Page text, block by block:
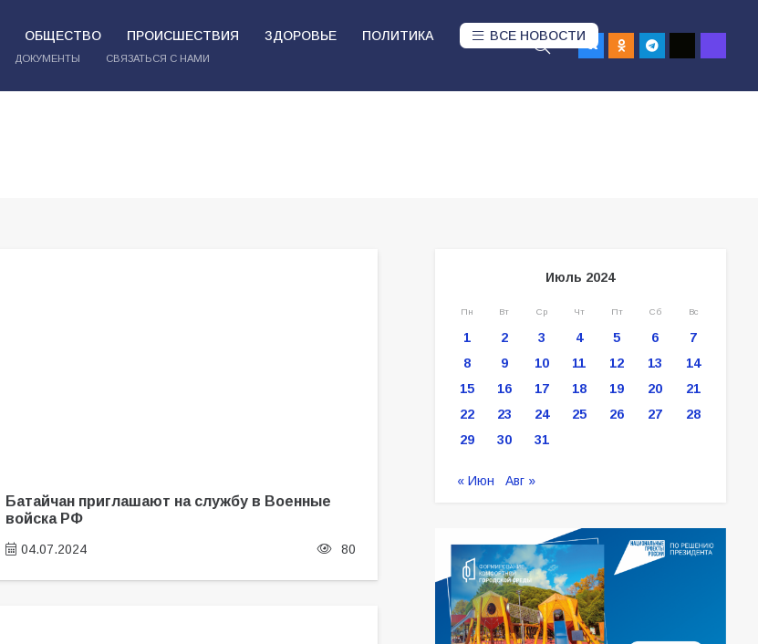
ОБЩЕСТВО ПРОИСШЕСТВИЯ ЗДОРОВЬЕ ПОЛИТИКА ВСЕ НОВОСТИ
ДОКУМЕНТЫ СВЯЗАТЬСЯ С НАМИ
Батайчан приглашают на службу в Военные
войска РФ
04.07.2024 80
Июль 2024
Пн Вт Ср Чт Пт Сб Вс
1 2 3 4 5 6
7
8
9 10 11 12 13
14
15
16 17 18 19 20
21
22
23 24 25 26 27
28
29
30 31
« Июн Авг »